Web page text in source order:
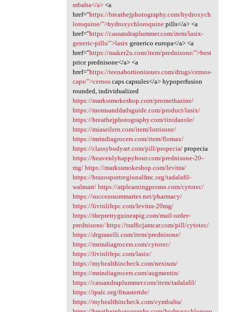
mbalta</a><a
href="https://breathejphotography.com/hydroxych
loroquine/">hydroxychloroquinepills</a> <a
href="https://cassandraplummer.com/item/lasix-
generic-pills/">lasixgenerico europa</a> <a
href="https://maker2u.com/item/prednisone/">best
price prednisone</a> <a
href="https://teenabortionissues.com/drugs/cernos-
caps/">cernoscaps capsules</a> hypoperfusion
rounded, individualized
https://markssmokeshop.com/promethazine/
https://momsanddadsguide.com/product/lasix/
https://breathejphotography.com/tinidazole/
https://miaseilern.com/item/lotrisone/
https://mrindiagrocers.com/item/flomax/
https://classybodyart.com/pill/propecia/propecia
https://heavenlyhappyhour.com/prednisone-20-
mg/ https://markssmokeshop.com/levitra/
https://brazosportregionalfmc.org/tadalafil-
walmart/ https://atplearningpromo.com/cytotec/
https://successsummaries.net/pharmacy/
https://livinlifepc.com/levitra-20mg/
https://theprettyguineapig.com/mail-order-
prednisone/ https://trafficjamcar.com/pill/cytotec/
https://drgranelli.com/item/prednisone/
https://mrindiagrocers.com/cytotec/
https://livinlifepc.com/lasix/
https://myhealthincheck.com/nexium/
https://mrindiagrocers.com/augmentin/
https://cassandraplummer.com/item/tadalafil/
https://ipalc.org/finasteride/
https://myhealthincheck.com/cymbalta/